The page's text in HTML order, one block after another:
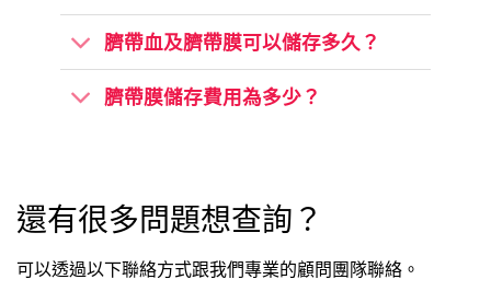
臍帶血及臍帶膜可以儲存多久？
臍帶膜儲存費用為多少？
還有很多問題想查詢？
可以透過以下聯絡方式跟我們專業的顧問團隊聯絡。